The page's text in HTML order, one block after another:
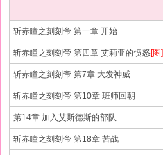
斩赤瞳之刻刻帝 第一章 开始
斩赤瞳之刻刻帝 第四章 艾莉亚的愤怒[图]
斩赤瞳之刻刻帝 第7章 大发神威
斩赤瞳之刻刻帝 第10章 班师回朝
第14章 加入艾斯德斯的部队
斩赤瞳之刻刻帝 第18章 苦战